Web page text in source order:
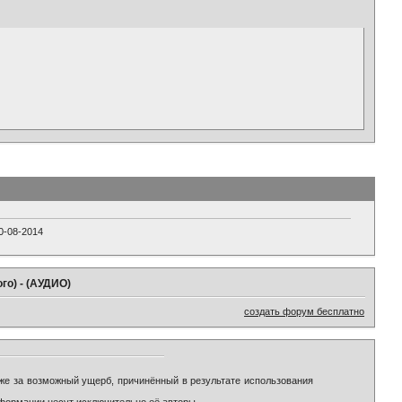
08-2014
- (АУДИО)
создать форум бесплатно
за возможный ущерб, причинённый в результате использования